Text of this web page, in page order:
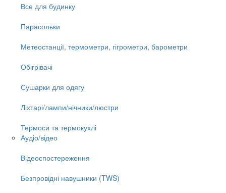
Все для будинку
Парасольки
Метеостанції, термометри, гігрометри, барометри
Обігрівачі
Сушарки для одягу
Ліхтарі/лампи/нічники/люстри
Термоси та термокухлі
Аудіо/відео
Відеоспостереження
Безпровідні навушники (TWS)